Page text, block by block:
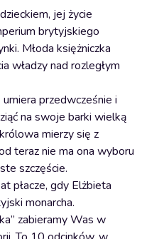
jej życie
brytyjskiego
Młoda księżniczka
władzy nad rozległym
przedwcześnie i
na swoje barki wielką
mierzy się z
teraz nie ma ona wyboru
szczęście.
płacze, gdy Elżbieta
monarcha.
zabieramy Was w